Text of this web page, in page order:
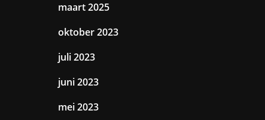
maart 2025
oktober 2023
juli 2023
juni 2023
mei 2023